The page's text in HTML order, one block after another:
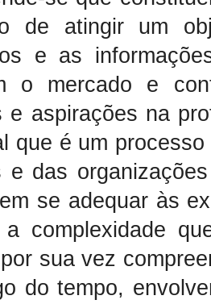
de atingir um
e as
o mercado e
e aspirações na
que é um
e das
se adequar às
complexidade
sua vez
do tempo,